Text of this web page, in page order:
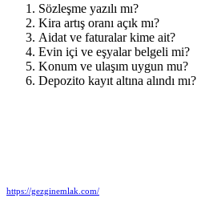
Sözleşme yazılı mı?
Kira artış oranı açık mı?
Aidat ve faturalar kime ait?
Evin içi ve eşyalar belgeli mi?
Konum ve ulaşım uygun mu?
Depozito kayıt altına alındı mı?
https://gezginemlak.com/